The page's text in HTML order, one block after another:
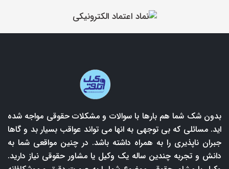
بدون شک شما هم بارها با سوالات و مشکلات حقوقی مواجه شده
اید. مسائلی که بی توجهی به انها می تواند عواقب بسیار بد و گاها
جبران ناپذیری را به همراه داشته باشد. در چنین مواقعی شما به
دانش و تجربه چندین ساله یک وکیل یا مشاور حقوقی نیاز دارید.